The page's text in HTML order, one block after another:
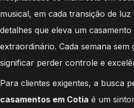
musical, em cada transição de luz
detalhes que eleva um
extraordinário. Cada semana sem
significar perder controle e
Para clientes exigentes, a busca
casamentos em Cotia é um